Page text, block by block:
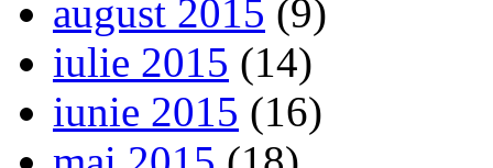
august 2015 (9)
iulie 2015 (14)
iunie 2015 (16)